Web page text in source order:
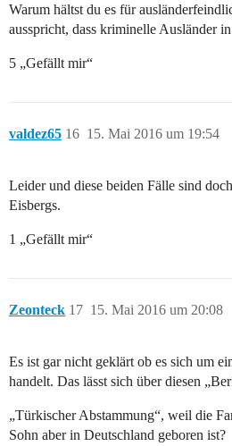
Warum hältst du es für
ausspricht, dass kriminelle Ausländer
5 „Gefällt mir“
valdez65 15. Mai 2016 um 19:54
16
Leider und diese beiden Fälle sind
Eisbergs.
1 „Gefällt mir“
Zeonteck 15. Mai 2016 um 20:08
17
Es ist gar nicht geklärt ob es sich um
handelt. Das lässt sich über diesen
„Türkischer Abstammung“, weil die
Sohn aber in Deutschland geboren ist?